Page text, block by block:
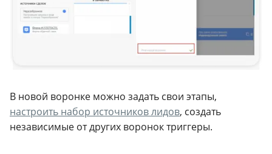
В новой воронке можно задать свои этапы,
настроить набор источников лидов, создать
независимые от других воронок триггеры.